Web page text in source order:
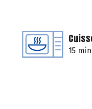
15 min